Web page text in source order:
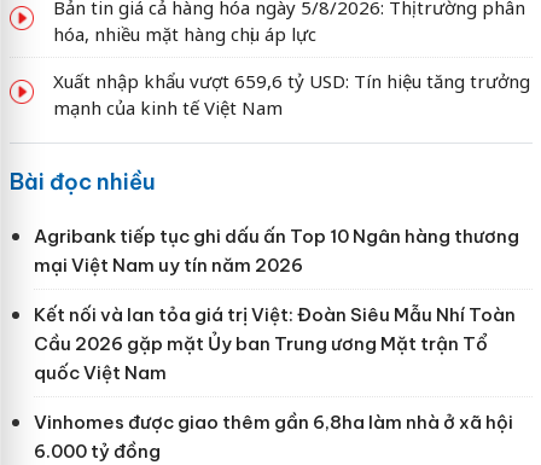
Bản tin giá cả hàng hóa ngày 5/8/2026: Thị trường phân
hóa, nhiều mặt hàng chịu áp lực
Xuất nhập khẩu vượt 659,6 tỷ USD: Tín hiệu tăng trưởng
mạnh của kinh tế Việt Nam
Bài đọc nhiều
Agribank tiếp tục ghi dấu ấn Top 10 Ngân hàng thương
mại Việt Nam uy tín năm 2026
Kết nối và lan tỏa giá trị Việt: Đoàn Siêu Mẫu Nhí Toàn
Cầu 2026 gặp mặt Ủy ban Trung ương Mặt trận Tổ
quốc Việt Nam
Vinhomes được giao thêm gần 6,8ha làm nhà ở xã hội
6.000 tỷ đồng